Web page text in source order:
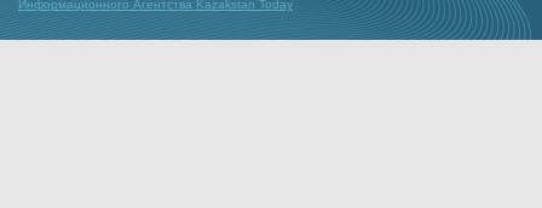
Информационного Агентства Kazakstan Today